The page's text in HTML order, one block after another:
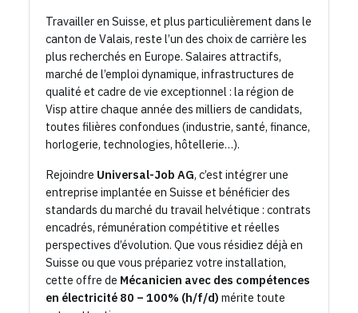
Travailler en Suisse, et plus particulièrement dans le
canton de Valais, reste l’un des choix de carrière les
plus recherchés en Europe. Salaires attractifs,
marché de l’emploi dynamique, infrastructures de
qualité et cadre de vie exceptionnel : la région de
Visp attire chaque année des milliers de candidats,
toutes filières confondues (industrie, santé, finance,
horlogerie, technologies, hôtellerie…).
Rejoindre Universal-Job AG, c’est intégrer une
entreprise implantée en Suisse et bénéficier des
standards du marché du travail helvétique : contrats
encadrés, rémunération compétitive et réelles
perspectives d’évolution. Que vous résidiez déjà en
Suisse ou que vous prépariez votre installation,
cette offre de Mécanicien avec des compétences
en électricité 80 – 100% (h/f/d) mérite toute